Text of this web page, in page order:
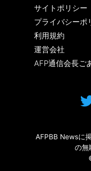
サイトポリシー
プライバシーポ
利用規約
運営会社
AFP通信会長ご
AFPBB Newsに
の無